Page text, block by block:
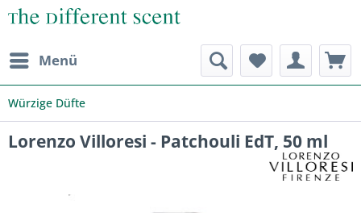
Menü
Würzige Düfte
Lorenzo Villoresi - Patchouli EdT, 50 ml